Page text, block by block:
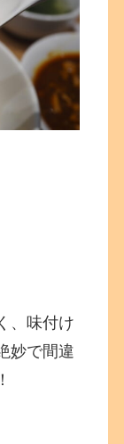
、味付け
妙で間違